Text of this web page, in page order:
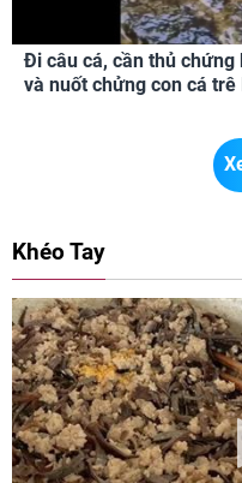
Đi câu cá, cần thủ
và nuốt chửng con cá trê
Khéo Tay